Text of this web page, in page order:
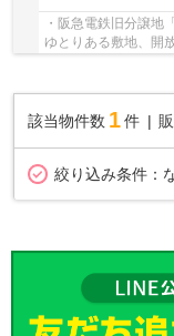
・阪急電鉄旧分譲地
ゆとりある敷地、開
該当物件数 1件
絞り込み条件：